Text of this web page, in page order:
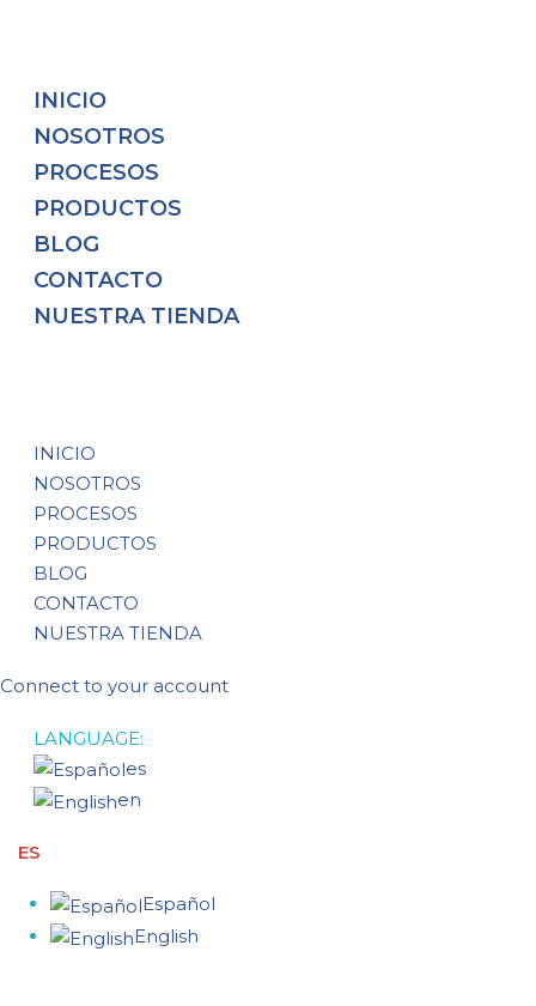
INICIO
NOSOTROS
PROCESOS
PRODUCTOS
BLOG
CONTACTO
NUESTRA TIENDA
INICIO
NOSOTROS
PROCESOS
PRODUCTOS
BLOG
CONTACTO
NUESTRA TIENDA
Connect to your account
LANGUAGE:
es
en
ES
Español
English